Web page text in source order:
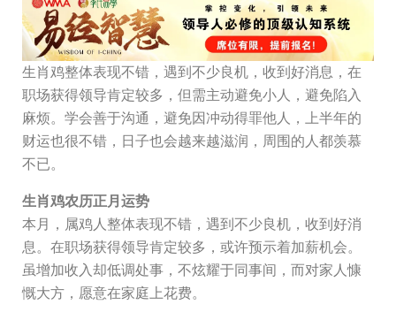
生肖鸡整体表现不错，遇到不少良机，收到好消息，在
职场获得领导肯定较多，但需主动避免小人，避免陷入
麻烦。学会善于沟通，避免因冲动得罪他人，上半年的
财运也很不错，日子也会越来越滋润，周围的人都羡慕
不已。
生肖鸡农历正月运势
本月，属鸡人整体表现不错，遇到不少良机，收到好消
息。在职场获得领导肯定较多，或许预示着加薪机会。
虽增加收入却低调处事，不炫耀于同事间，而对家人慷
慨大方，愿意在家庭上花费。